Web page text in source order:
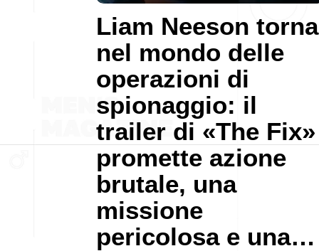
Liam Neeson torna
nel mondo delle
operazioni di
spionaggio: il
trailer di «The Fix»
promette azione
brutale, una
missione
pericolosa e una…